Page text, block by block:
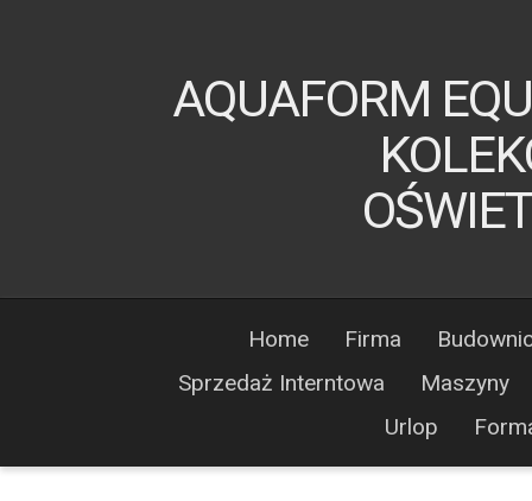
AQUAFORM
Home Firma
Sprzedaż Interntowa
Maszyny
Urlop